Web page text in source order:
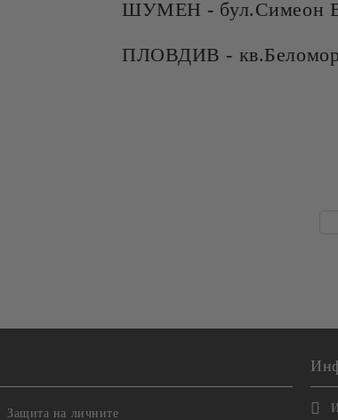
ШУМЕН - бул.Симеон
ПЛОВДИВ -
Защита на личните